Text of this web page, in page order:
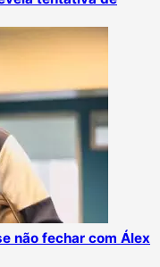
não fechar com Álex